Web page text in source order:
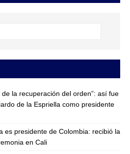
la recuperación del orden”: así fue
de la Espriella como presidente
es presidente de Colombia: recibió la
en Cali